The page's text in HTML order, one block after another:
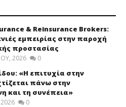
& Reinsurance Brokers:
εμπειρίας στην παροχή
προστασίας
2026 0
«Η επιτυχία στην
πάνω στην
και τη συνέπεια»
0